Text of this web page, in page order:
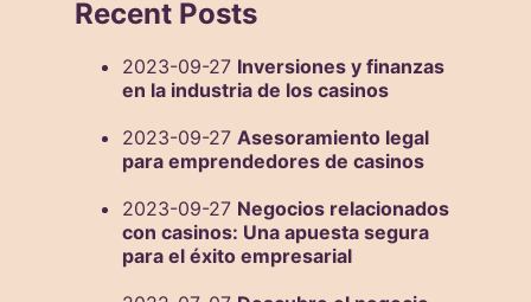
Recent Posts
2023-09-27 Inversiones y finanzas
en la industria de los casinos
2023-09-27 Asesoramiento legal
para emprendedores de casinos
2023-09-27 Negocios relacionados
con casinos: Una apuesta segura
para el éxito empresarial